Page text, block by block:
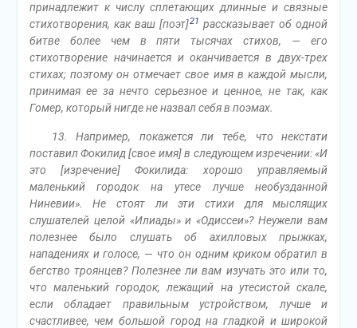
принадлежит к числу сплетающих длинные и связные
стихотворения, как ваш [поэт]21 рассказывает об одной
битве более чем в пяти тысячах стихов, — его
стихотворение начинается и оканчивается в двух-трех
стихах; поэтому он отмечает свое имя в каждой мысли,
принимая ее за нечто серьезное и ценное, не так, как
Гомер, который нигде не назвал себя в поэмах.
13. Например, покажется ли тебе, что некстати
поставил Фокилид [свое имя] в следующем изречении: «И
это [изречение] Фокилида: хорошо управляемый
маленький городок на утесе лучше необузданной
Ниневии». Не стоят ли эти стихи для мыслящих
слушателей целой «Илиады» и «Одиссеи»? Неужели вам
полезнее было слушать об ахилловых прыжках,
нападениях и голосе, — что он одним криком обратил в
бегство троянцев? Полезнее ли вам изучать это или то,
что маленький городок, лежащий на утесистой скале,
если обладает правильным устройством, лучше и
счастливее, чем большой город на гладкой и широкой